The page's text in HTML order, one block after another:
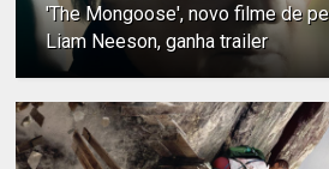
'The Mongoose', novo filme de
Liam Neeson, ganha trailer